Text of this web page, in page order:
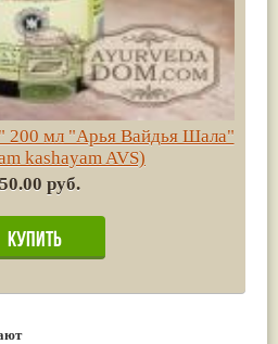
200 мл "Арья Вайдья Шала"
kashayam AVS)
руб.